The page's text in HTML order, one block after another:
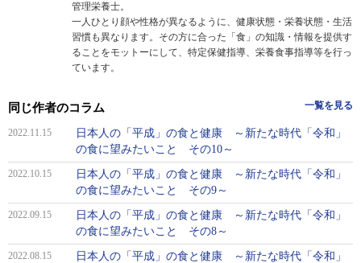
管理栄養士。
一人ひとり顔や性格が異なるように、健康状態・栄養状態・生活
習慣も異なります。その方に合った「食」の知識・情報を提供す
ることをモットーにして、特定保健指導、栄養食事指導等を行っ
ています。
同じ作者のコラム 一覧を見る
2022.11.15
日本人の「平成」の食と健康 ～新たな時代「令和」
の食に望みたいこと その10～
2022.10.15
日本人の「平成」の食と健康 ～新たな時代「令和」
の食に望みたいこと その9～
2022.09.15
日本人の「平成」の食と健康 ～新たな時代「令和」
の食に望みたいこと その8～
2022.08.15
日本人の「平成」の食と健康 ～新たな時代「令和」